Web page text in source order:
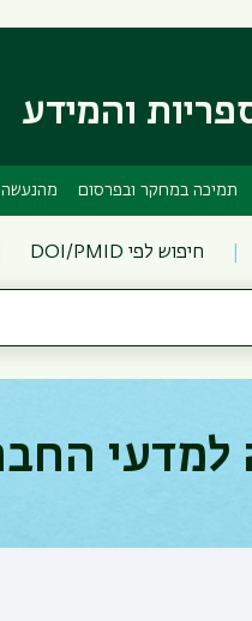
ראשי והמידע
תמיכה במחקר ובפרסום מהנעשה
חיפוש לפי DOI/PMID
למדעי